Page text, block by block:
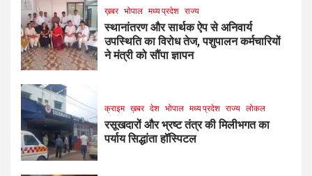
ख़बर भोपाल मध्य प्रदेश राज्य
स्थानांतरण और सार्थक ऐप से अनिवार्य
उपस्थिति का विरोध तेज, पशुपालन कर्मचारियों
ने मंत्री को सौंपा ज्ञापन
क्राइम ख़बर देश भोपाल मध्य प्रदेश राज्य लोकल
रसूखदारों और भ्रष्ट तंत्र की मिलीभगत का
पर्याय सिद्धांता हॉस्पिटल